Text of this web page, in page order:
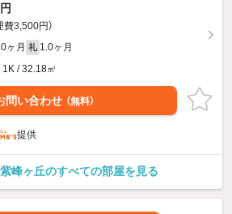
費3,500円）
ヶ月 礼 1.0ヶ月
1K / 32.18㎡
問い合わせ （無料）
提供
峰ヶ丘のすべての部屋を見る